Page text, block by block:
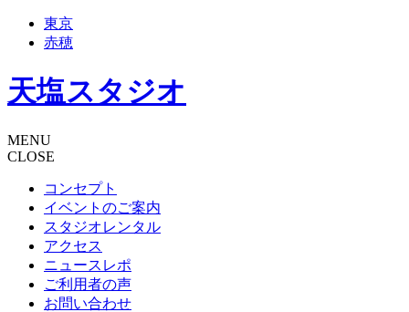
東京
赤穂
天塩スタジオ
MENU
CLOSE
コンセプト
イベントのご案内
スタジオレンタル
アクセス
ニュースレポ
ご利用者の声
お問い合わせ